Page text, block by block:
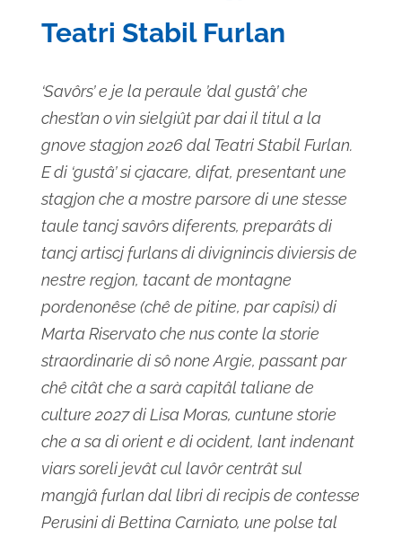
Teatri Stabil Furlan
‘Savôrs’ e je la peraule ’dal gustâ’ che
chest’an o vin sielgiût par dai il titul a la
gnove stagjon 2026 dal Teatri Stabil Furlan.
E di ‘gustâ’ si cjacare, difat, presentant une
stagjon che a mostre parsore di une stesse
taule tancj savôrs diferents, preparâts di
tancj artiscj furlans di divignincis diviersis de
nestre regjon, tacant de montagne
pordenonêse (chê de pitine, par capîsi) di
Marta Riservato che nus conte la storie
straordinarie di sô none Argie, passant par
chê citât che a sarà capitâl taliane de
culture 2027 di Lisa Moras, cuntune storie
che a sa di orient e di ocident, lant indenant
viars soreli jevât cul lavôr centrât sul
mangjâ furlan dal libri di recipis de contesse
Perusini di Bettina Carniato, une polse tal